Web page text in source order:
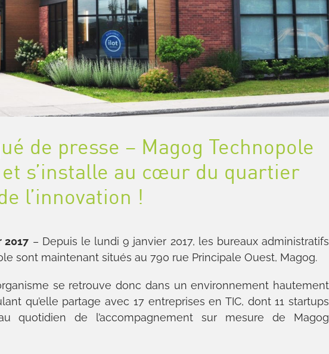
de presse – Magog Technopole
s’installe au cœur du quartier
l’innovation !
2017 – Depuis le lundi 9 janvier 2017, les bureaux administratifs
sont maintenant situés au 790 rue Principale Ouest, Magog.
se retrouve donc dans un environnement hautement
qu’elle partage avec 17 entreprises en TIC, dont 11 startups
quotidien de l’accompagnement sur mesure de Magog